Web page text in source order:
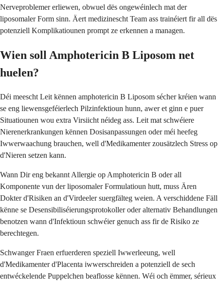
Nerveproblemer erliewen, obwuel dës ongewéinlech mat der
liposomaler Form sinn. Äert medizinescht Team ass trainéiert fir all dës
potenziell Komplikatiounen prompt ze erkennen a managen.
Wien soll Amphotericin B Liposom net
huelen?
Déi meescht Leit kënnen amphotericin B Liposom sécher kréien wann
se eng liewensgeféierlech Pilzinfektioun hunn, awer et ginn e puer
Situatiounen wou extra Virsiicht néideg ass. Leit mat schwéiere
Nierenerkrankungen kënnen Dosisanpassungen oder méi heefeg
Iwwerwaachung brauchen, well d'Medikamenter zousätzlech Stress op
d'Nieren setzen kann.
Wann Dir eng bekannt Allergie op Amphotericin B oder all
Komponente vun der liposomaler Formulatioun hutt, muss Ären
Dokter d'Risiken an d'Virdeeler suergfälteg weien. A verschiddene Fäll
kënne se Desensibiliséierungsprotokoller oder alternativ Behandlungen
benotzen wann d'Infektioun schwéier genuch ass fir de Risiko ze
berechtegen.
Schwanger Fraen erfuerderen speziell Iwwerleeung, well
d'Medikamenter d'Placenta iwwerschreiden a potenziell de sech
entwéckelende Puppelchen beaflosse kënnen. Wéi och ëmmer, sérieux